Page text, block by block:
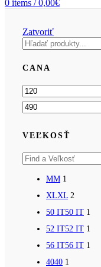
0 items / 0,00€
Zatvoriť
CANA
VEĽKOSŤ
MM 1
XLXL 2
50 IT50 IT 1
52 IT52 IT 1
56 IT56 IT 1
4040 1